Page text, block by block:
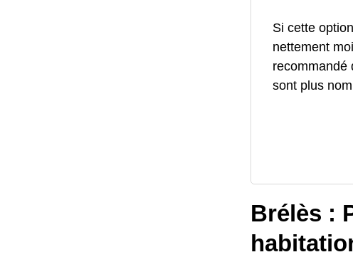
Si cette
nettement
recommandé
sont plus
Brélès :